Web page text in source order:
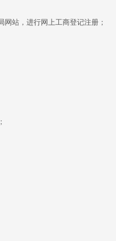
站，进行网上工商登记注册；